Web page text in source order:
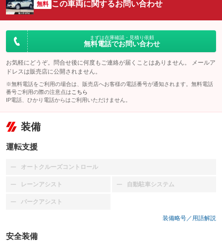
無料 この車両に関するお問い合わせ
まずは在庫確認・見積り依頼
無料電話でお問い合わせ
お気軽にどうぞ。問合せ後に何度もご連絡が届くことはありません。 メールア
ドレスは販売店に公開されません。
※無料電話をご利用の場合は、販売店へお客様の電話番号が通知されます。無料電話
番号ご利用の際の注意点は こちら
IP電話、ひかり電話からはご利用いただけません。
装備
運転支援
オートクルーズコントロール
：装備なし
レーンアシスト
：装備なし 自動駐車システム
：装備なし
パークアシスト
：装備なし
装備略号／用語解説
安全装備